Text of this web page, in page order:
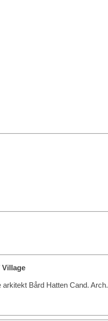
Village
Bård Hatten Cand. Arch.